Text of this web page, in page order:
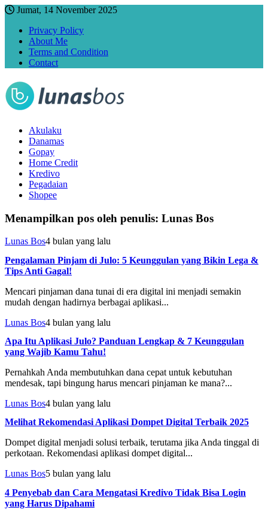
Jumat, 14 November 2025
Privacy Policy
About Me
Terms and Condition
Contact
Akulaku
Danamas
Gopay
Home Credit
Kredivo
Pegadaian
Shopee
Menampilkan pos oleh penulis: Lunas Bos
Lunas Bos4 bulan yang lalu
Pengalaman Pinjam di Julo: 5 Keunggulan yang Bikin Lega &
Tips Anti Gagal!
Mencari pinjaman dana tunai di era digital ini menjadi semakin
mudah dengan hadirnya berbagai aplikasi...
Lunas Bos4 bulan yang lalu
Apa Itu Aplikasi Julo? Panduan Lengkap & 7 Keunggulan
yang Wajib Kamu Tahu!
Pernahkah Anda membutuhkan dana cepat untuk kebutuhan
mendesak, tapi bingung harus mencari pinjaman ke mana?...
Lunas Bos4 bulan yang lalu
Melihat Rekomendasi Aplikasi Dompet Digital Terbaik 2025
Dompet digital menjadi solusi terbaik, terutama jika Anda tinggal di
perkotaan. Rekomendasi aplikasi dompet digital...
Lunas Bos5 bulan yang lalu
4 Penyebab dan Cara Mengatasi Kredivo Tidak Bisa Login
yang Harus Dipahami